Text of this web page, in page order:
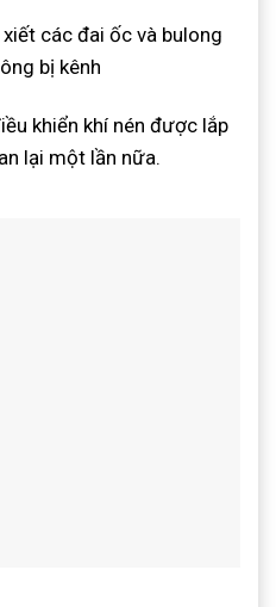
các đai ốc và bulong
bị kênh
khiển khí nén được lắp
lại một lần nữa.